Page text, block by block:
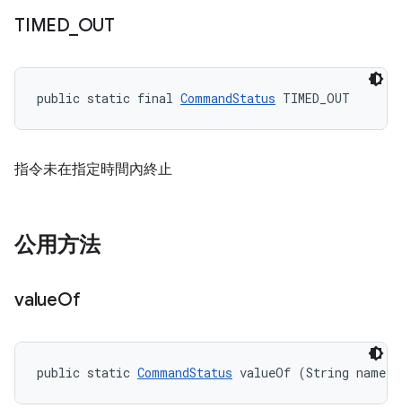
TIMED_ OUT
public static final CommandStatus TIMED_OUT
指令未在指定時間內終止
公用方法
valueOf
public static CommandStatus valueOf (String name)